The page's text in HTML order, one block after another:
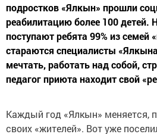
подростков «Ялкын» прошли
реабилитацию более 100 детей.
поступают ребята 99% из семей
стараются специалисты
мечтать, работать над собой,
педагог приюта находит свой
Каждый год «Ялкын» меняется,
своих «жителей». Вот уже